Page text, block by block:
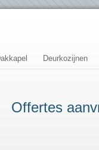
Deurkozijnen
Offertes